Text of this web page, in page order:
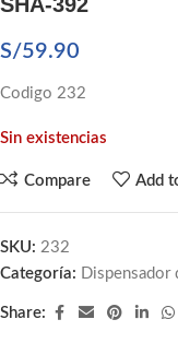
SHA-392
S/59.90
Codigo 232
Sin existencias
Compare Add
SKU: 232
Categoría: Dispensador
Share: